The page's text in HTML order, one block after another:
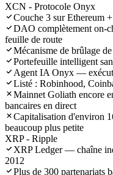
XCN - Protocole Onyx
Couche 3 sur Ethereum
DAO complètement on-
feuille de route
Mécanisme de brûlage
Portefeuille intelligent
Agent IA Onyx —
Listé : Robinhood,
Mainnet Goliath encore
bancaires en direct
Capitalisation d'environ
beaucoup plus petite
XRP - Ripple
XRP Ledger — chaîne
2012
Plus de 300 partenariats